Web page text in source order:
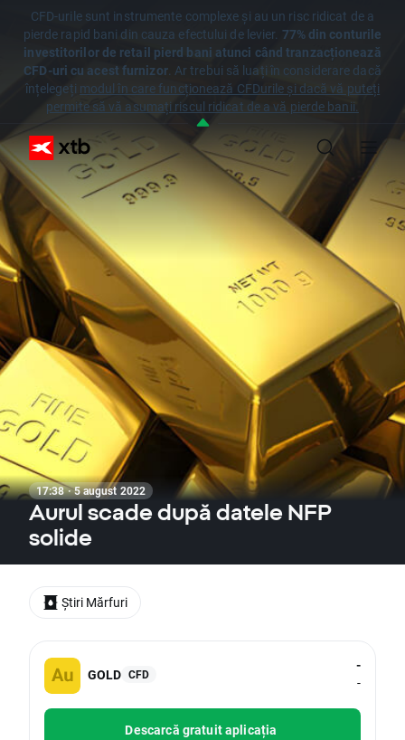
CFD-urile sunt instrumente complexe și au un risc ridicat de a
pierde rapid bani din cauza efectului de levier. 77% din conturile
investitorilor de retail pierd bani atunci când tranzacționează
CFD-uri cu acest furnizor. Ar trebui să luați în considerare dacă
înțelegeți modul în care funcționează CFDurile și dacă vă puteți
permite să vă asumați riscul ridicat de a vă pierde banii.
17:38 · 5 august 2022
Aurul scade după datele NFP
solide
GOLD CFD
-
-
Descarcă gratuit aplicația
Știri Mărfuri